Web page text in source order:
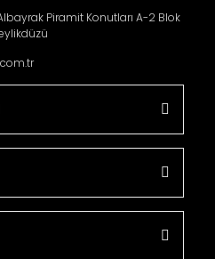
Piramit Konutları A-2 Blok